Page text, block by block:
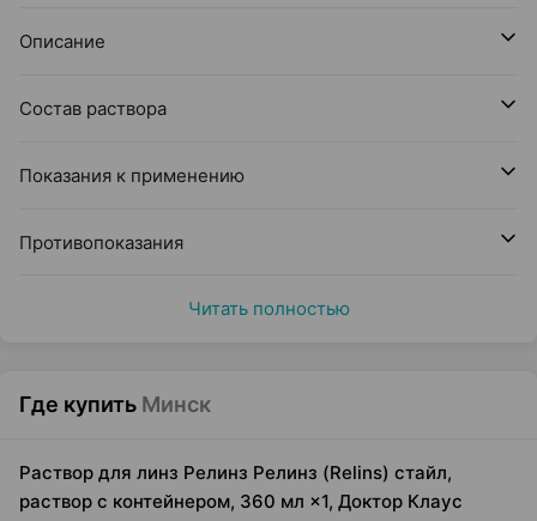
Описание
Состав раствора
Показания к применению
Противопоказания
Читать полностью
Где купить Минск
Раствор для линз Релинз Релинз (Relins) стайл,
раствор с контейнером, 360 мл ×1, Доктор Клаус